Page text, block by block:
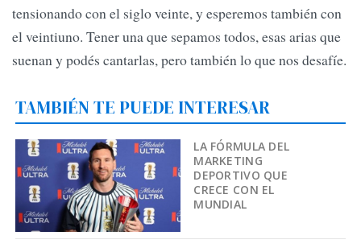
tensionando con el siglo veinte, y esperemos también con
el veintiuno. Tener una que sepamos todos, esas arias que
suenan y podés cantarlas, pero también lo que nos desafíe.
TAMBIÉN TE PUEDE INTERESAR
LA FÓRMULA DEL
MARKETING
DEPORTIVO QUE
CRECE CON EL
MUNDIAL